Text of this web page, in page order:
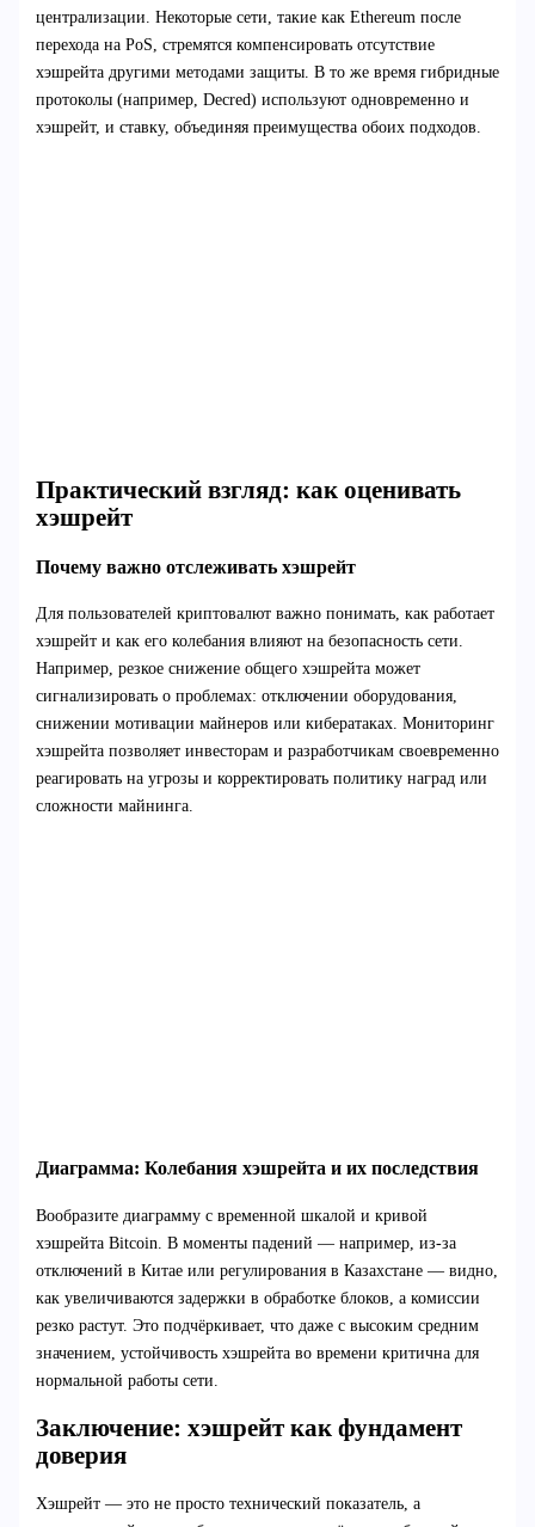
централизации. Некоторые сети, такие как Ethereum после
перехода на PoS, стремятся компенсировать отсутствие
хэшрейта другими методами защиты. В то же время гибридные
протоколы (например, Decred) используют одновременно и
хэшрейт, и ставку, объединяя преимущества обоих подходов.
Практический взгляд: как оценивать
хэшрейт
Почему важно отслеживать хэшрейт
Для пользователей криптовалют важно понимать, как работает
хэшрейт и как его колебания влияют на безопасность сети.
Например, резкое снижение общего хэшрейта может
сигнализировать о проблемах: отключении оборудования,
снижении мотивации майнеров или кибератаках. Мониторинг
хэшрейта позволяет инвесторам и разработчикам своевременно
реагировать на угрозы и корректировать политику наград или
сложности майнинга.
Диаграмма: Колебания хэшрейта и их последствия
Вообразите диаграмму с временной шкалой и кривой
хэшрейта Bitcoin. В моменты падений — например, из-за
отключений в Китае или регулирования в Казахстане — видно,
как увеличиваются задержки в обработке блоков, а комиссии
резко растут. Это подчёркивает, что даже с высоким средним
значением, устойчивость хэшрейта во времени критична для
нормальной работы сети.
Заключение: хэшрейт как фундамент
доверия
Хэшрейт — это не просто технический показатель, а